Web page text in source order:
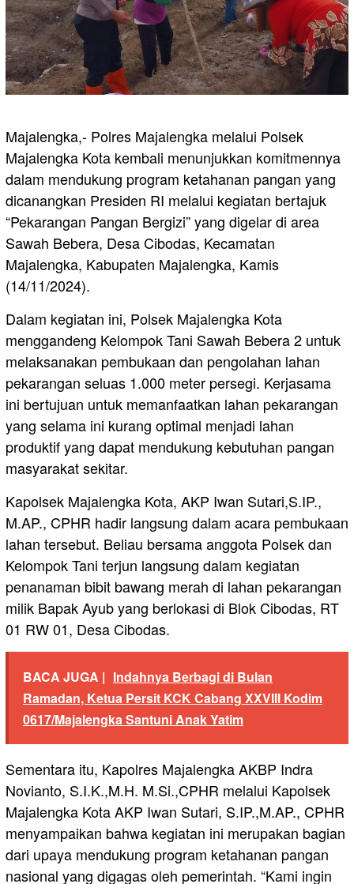
Majalengka,- Polres Majalengka melalui Polsek
Majalengka Kota kembali menunjukkan komitmennya
dalam mendukung program ketahanan pangan yang
dicanangkan Presiden RI melalui kegiatan bertajuk
“Pekarangan Pangan Bergizi” yang digelar di area
Sawah Bebera, Desa Cibodas, Kecamatan
Majalengka, Kabupaten Majalengka, Kamis
(14/11/2024).
Dalam kegiatan ini, Polsek Majalengka Kota
menggandeng Kelompok Tani Sawah Bebera 2 untuk
melaksanakan pembukaan dan pengolahan lahan
pekarangan seluas 1.000 meter persegi. Kerjasama
ini bertujuan untuk memanfaatkan lahan pekarangan
yang selama ini kurang optimal menjadi lahan
produktif yang dapat mendukung kebutuhan pangan
masyarakat sekitar.
Kapolsek Majalengka Kota, AKP Iwan Sutari,S.IP.,
M.AP., CPHR hadir langsung dalam acara pembukaan
lahan tersebut. Beliau bersama anggota Polsek dan
Kelompok Tani terjun langsung dalam kegiatan
penanaman bibit bawang merah di lahan pekarangan
milik Bapak Ayub yang berlokasi di Blok Cibodas, RT
01 RW 01, Desa Cibodas.
BACA JUGA | Indahnya Berbagi di Bulan
Ramadan, Ketua Persit KCK Cabang XXVIII Kodim
0617/Majalengka Santuni Anak Yatim
Sementara itu, Kapolres Majalengka AKBP Indra
Novianto, S.I.K.,M.H. M.Si.,CPHR melalui Kapolsek
Majalengka Kota AKP Iwan Sutari, S.IP.,M.AP., CPHR
menyampaikan bahwa kegiatan ini merupakan bagian
dari upaya mendukung program ketahanan pangan
nasional yang digagas oleh pemerintah. “Kami ingin